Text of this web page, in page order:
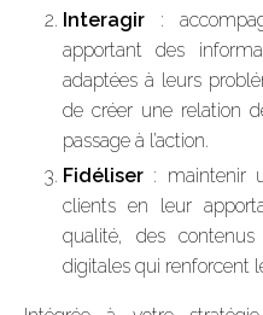
Interagir :
apportant des
adaptées à leurs
de créer une relation
passage à l’action.
Fidéliser : maintenir
clients en leur
qualité, des
digitales qui renforcent